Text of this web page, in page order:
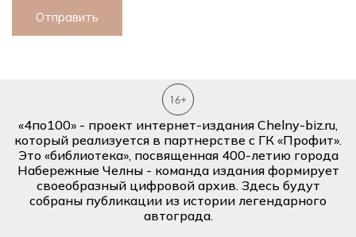
Отправить
«4по100» - проект интернет-издания Chelny-biz.ru,
который реализуется в партнерстве с ГК «Профит».
Это «библиотека», посвященная 400-летию города
Набережные Челны - команда издания формирует
своеобразный цифровой архив. Здесь будут
собраны публикации из истории легендарного
автограда.